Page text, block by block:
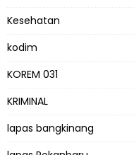
Kesehatan
kodim
KOREM 031
KRIMINAL
lapas bangkinang